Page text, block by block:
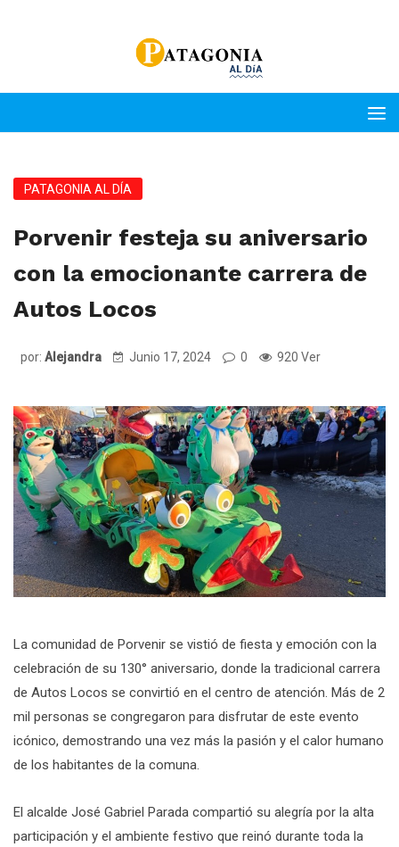
PATAGONIA AL DÍA
Porvenir festeja su aniversario
con la emocionante carrera de
Autos Locos
por: Alejandra Junio 17, 2024 0 920 Ver
La comunidad de Porvenir se vistió de fiesta y emoción con la
celebración de su 130° aniversario, donde la tradicional carrera
de Autos Locos se convirtió en el centro de atención. Más de 2
mil personas se congregaron para disfrutar de este evento
icónico, demostrando una vez más la pasión y el calor humano
de los habitantes de la comuna.
El alcalde José Gabriel Parada compartió su alegría por la alta
participación y el ambiente festivo que reinó durante toda la